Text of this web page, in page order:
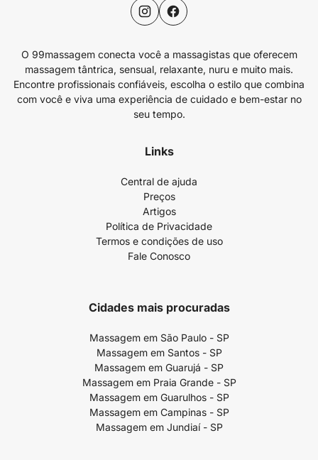
O 99massagem conecta você a massagistas que oferecem
massagem tântrica, sensual, relaxante, nuru e muito mais.
Encontre profissionais confiáveis, escolha o estilo que combina
com você e viva uma experiência de cuidado e bem-estar no
seu tempo.
Links
Central de ajuda
Preços
Artigos
Política de Privacidade
Termos e condições de uso
Fale Conosco
Cidades mais procuradas
Massagem em São Paulo - SP
Massagem em Santos - SP
Massagem em Guarujá - SP
Massagem em Praia Grande - SP
Massagem em Guarulhos - SP
Massagem em Campinas - SP
Massagem em Jundiaí - SP